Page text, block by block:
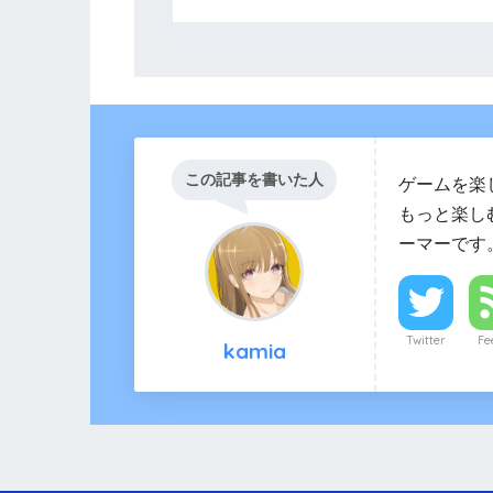
この記事を書いた人
kamia
ゲームを楽
もっと楽
ーマーです
Twitter